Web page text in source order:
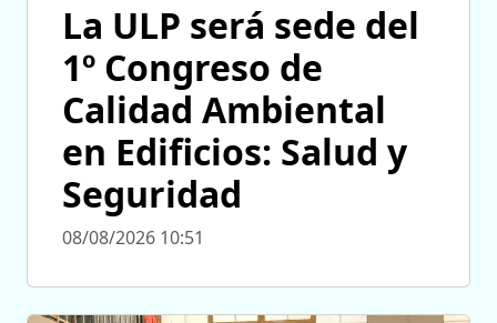
La ULP será sede del
1º Congreso de
Calidad Ambiental
en Edificios: Salud y
Seguridad
08/08/2026 10:51